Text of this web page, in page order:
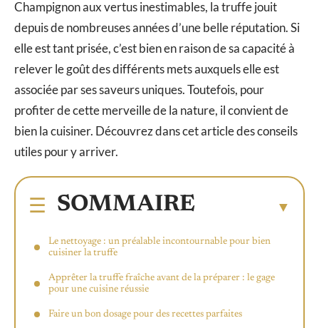
Champignon aux vertus inestimables, la truffe jouit
depuis de nombreuses années d’une belle réputation. Si
elle est tant prisée, c’est bien en raison de sa capacité à
relever le goût des différents mets auxquels elle est
associée par ses saveurs uniques. Toutefois, pour
profiter de cette merveille de la nature, il convient de
bien la cuisiner. Découvrez dans cet article des conseils
utiles pour y arriver.
SOMMAIRE
Le nettoyage : un préalable incontournable pour bien
cuisiner la truffe
Apprêter la truffe fraîche avant de la préparer : le gage
pour une cuisine réussie
Faire un bon dosage pour des recettes parfaites